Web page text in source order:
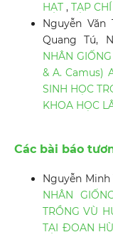
HẠT , TẠP
Nguyễn Văn
Quang Tú,
NHÂN
& A. Camus)
SINH HỌC
KHOA HỌC
Các bài báo
Nguyễn
NHÂN
TRỒNG VÙ
TẠI ĐOAN